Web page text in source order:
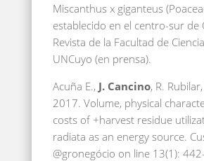
Miscanthus x giganteus
establecido en el centro-sur de
Revista de la Facultad de
UNCuyo (en prensa).
Acuña E., J. Cancino, R.
2017. Volume, physical
costs of +harvest residue
radiata as an energy source.
@gronegócio on line 13(1):